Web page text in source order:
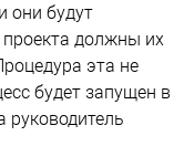
они будут
должны их
эта не
будет запущен в
руководитель